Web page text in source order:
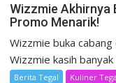
Wizzmie Akhirnya
Promo Menarik!
Wizzmie buka
Wizzmie kasih
Berita Tegal Kuliner